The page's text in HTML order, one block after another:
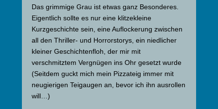
Das grimmige Grau ist etwas ganz Besonderes.
Eigentlich sollte es nur eine klitzekleine
Kurzgeschichte sein, eine Auflockerung zwischen
all den Thriller- und Horrorstorys, ein niedlicher
kleiner Geschichtenfloh, der mir mit
verschmitztem Vergnügen ins Ohr gesetzt wurde
(Seitdem guckt mich mein Pizzateig immer mit
neugierigen Teigaugen an, bevor ich ihn ausrollen
will…)